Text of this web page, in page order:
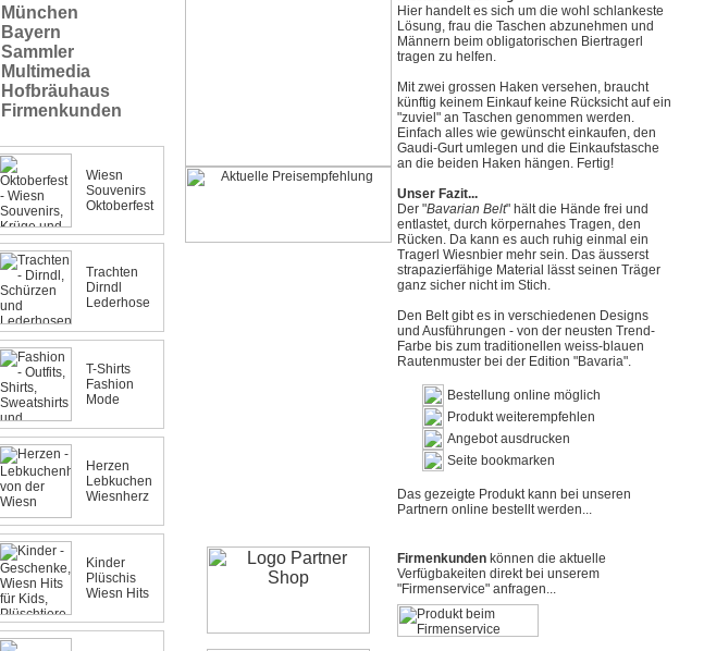
München
Bayern
Sammler
Multimedia
Hofbräuhaus
Firmenkunden
Wiesn
Souvenirs
Oktoberfest
Trachten
Dirndl
Lederhose
T-Shirts
Fashion
Mode
Herzen
Lebkuchen
Wiesnherz
Kinder
Plüschis
Wiesn Hits
Hier handelt es sich um die wohl schlankeste
Lösung, frau die Taschen abzunehmen und
Männern beim obligatorischen Biertragerl
tragen zu helfen.
Mit zwei grossen Haken versehen, braucht
künftig keinem Einkauf keine Rücksicht auf ein
"zuviel" an Taschen genommen werden.
Einfach alles wie gewünscht einkaufen, den
Gaudi-Gurt umlegen und die Einkaufstasche
an die beiden Haken hängen. Fertig!
Unser Fazit...
Der "Bavarian Belt" hält die Hände frei und
entlastet, durch körpernahes Tragen, den
Rücken. Da kann es auch ruhig einmal ein
Tragerl Wiesnbier mehr sein. Das äusserst
strapazierfähige Material lässt seinen Träger
ganz sicher nicht im Stich.
Den Belt gibt es in verschiedenen Designs
und Ausführungen - von der neusten Trend-
Farbe bis zum traditionellen weiss-blauen
Rautenmuster bei der Edition "Bavaria".
Bestellung online möglich
Produkt weiterempfehlen
Angebot ausdrucken
Seite bookmarken
Das gezeigte Produkt kann bei unseren
Partnern online bestellt werden...
Firmenkunden können die aktuelle
Verfügbakeiten direkt bei unserem
"Firmenservice" anfragen...